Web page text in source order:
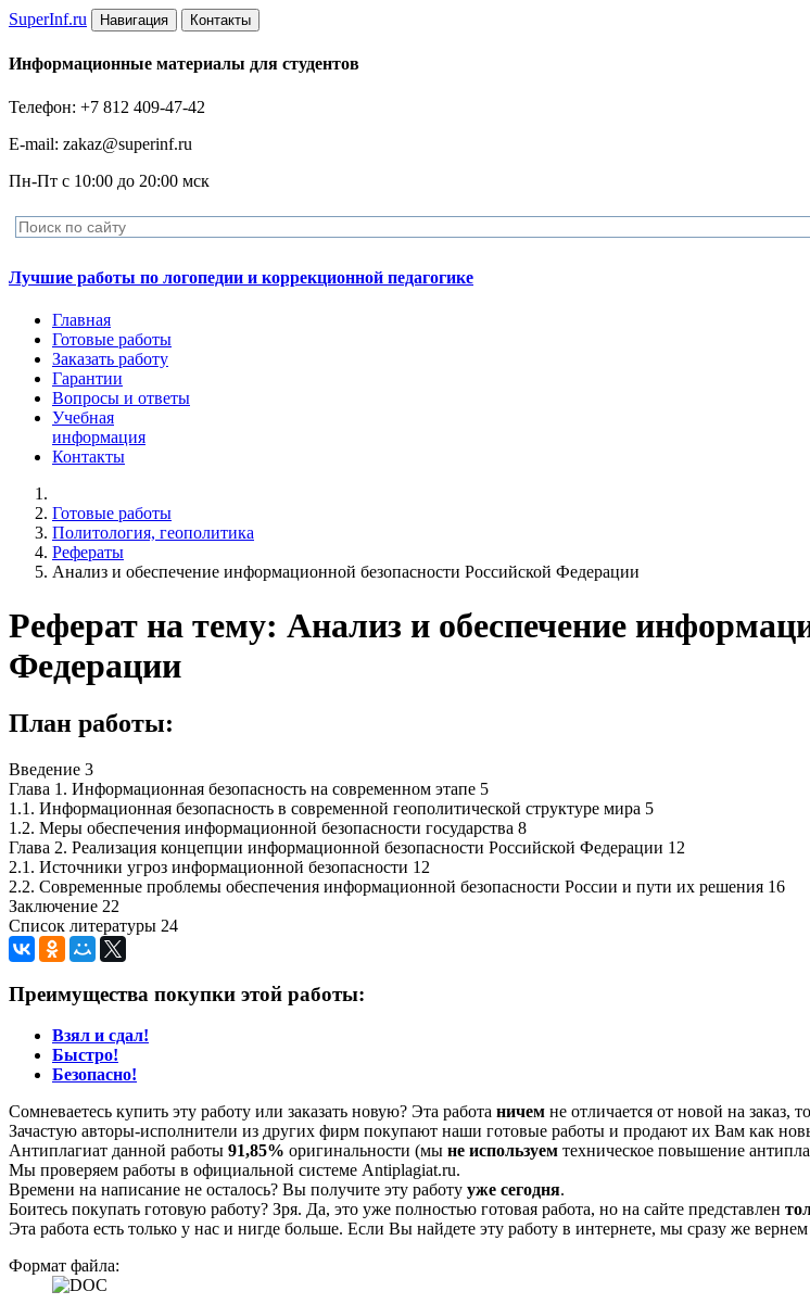
SuperInf.ru Навигация Контакты
Информационные материалы для студентов
Телефон: +7 812 409-47-42
E-mail: zakaz@superinf.ru
Пн-Пт с 10:00 до 20:00 мск
Лучшие работы по логопедии и коррекционной педагогике
Главная
Готовые работы
Заказать работу
Гарантии
Вопросы и ответы
Учебная
информация
Контакты
Готовые работы
Политология, геополитика
Рефераты
Анализ и обеспечение информационной безопасности Российской Федерации
Реферат на тему: Анализ и обеспечение
Федерации
План работы:
Введение 3
Глава 1. Информационная безопасность на современном этапе 5
1.1. Информационная безопасность в современной геополитической структуре мира 5
1.2. Меры обеспечения информационной безопасности государства 8
Глава 2. Реализация концепции информационной безопасности Российской Федерации 12
2.1. Источники угроз информационной безопасности 12
2.2. Современные проблемы обеспечения информационной безопасности России и пути их решения 16
Заключение 22
Список литературы 24
Преимущества покупки этой работы:
Взял и сдал!
Быстро!
Безопасно!
Сомневаетесь купить эту работу или заказать новую? Эта работа ничем не отличается от новой на заказ,
Зачастую авторы-исполнители из других фирм покупают наши готовые работы и продают их Вам как
Антиплагиат данной работы 91,85% оригинальности (мы не используем техническое повышение
Мы проверяем работы в официальной системе Аntiplagiat.ru.
Времени на написание не осталось? Вы получите эту работу уже сегодня.
Боитесь покупать готовую работу? Зря. Да, это уже полностью готовая работа, но на сайте представлен
Эта работа есть только у нас и нигде больше. Если Вы найдете эту работу в интернете, мы сразу же
Формат файла: